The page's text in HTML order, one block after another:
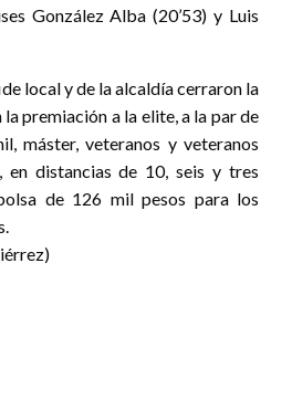
González Alba (20’53) y Luis
local y de la alcaldía cerraron la
premiación a la elite, a la par de
máster, veteranos y veteranos
en distancias de 10, seis y tres
de 126 mil pesos para los